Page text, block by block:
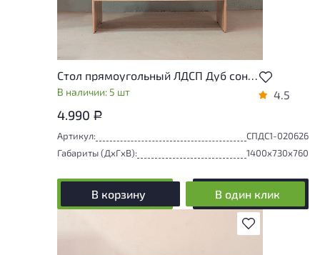
Стол прямоугольный ЛДСП Дуб сонома
В наличии: 5 шт 4.5
4.990 Р
Артикул:
СПДС1-020626
Габариты (ДxГxВ):
1400x730x760
В корзину В один клик
В избранное